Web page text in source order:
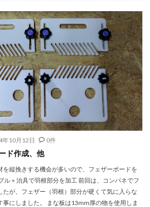
年10月12日 0件
ド作成、他
を縦挽きする機会が多いので、フェザーボードを
ル＋治具で羽根部分を加工 前回は、コンパネでフ
たが、フェザー（羽根）部分が硬くて気に入らな
事にしました。 まな板は13mm厚の物を使用しま